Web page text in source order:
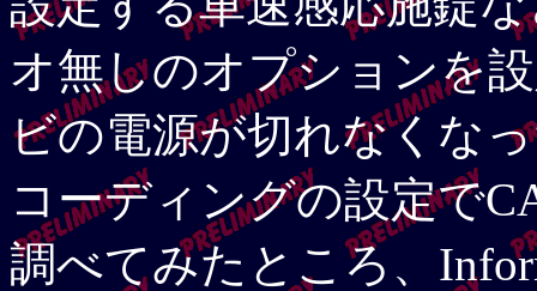
オ無しのオプションを
ビの電源が切れなくな
コーディングの設定で
調べてみたところ、